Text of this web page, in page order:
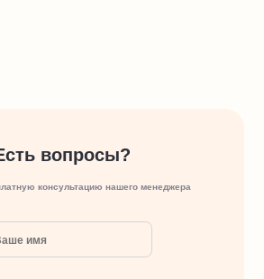
вопросы?
консультацию нашего менеджера